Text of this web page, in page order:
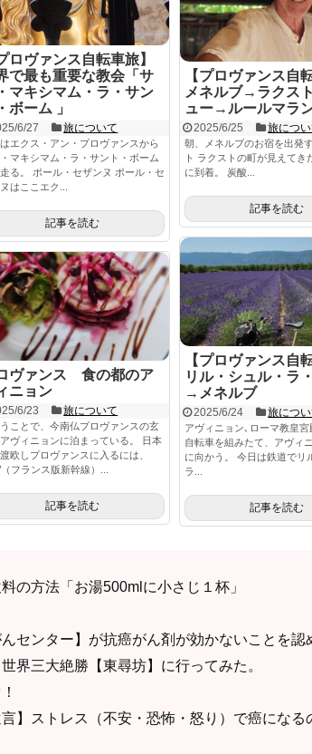
ロヴァンス自転車旅】
で最も重要な教会「サ
マキシマム・ラ・サン
ボーム 」
6/27 旅について
エクス・アン・プロヴァンスから
マキシマム・ラ・サント・ボーム
る。 ポール・セザンヌ ポール・セ
はここエク...
記事を読む
【プロヴァンス自
メネルブ→ラクス
ュー→ルールマラ
2025/6/25 旅につ
朝、メネルブのお宿を出発
ト ラクストの町が見えてき
に到着。 炭酸...
記事を読む
【プロヴァンス自
リル・シュル・ラ
→メネルブ
2025/6/24 旅につ
アヴィニョン､ローマ教皇
自転車を組みたて、アヴィ
に向かう。 今日は鉄道でリ
ラ...
記事を読む
ヴァンス 食の都のア
ニョン
6/23 旅について
ことで、今南仏プロヴァンスの玄
ヴィニョンに泊まっている。 日本
欧しプロヴァンスに入るには、
フランス版新幹線）...
記事を読む
の方法「お湯500mlに小さじ１杯」
センター】が抗癌がん剤が効かないことを認
界三大絶勝【東尋坊】に行ってみた。
】ストレス（不安・恐怖・怒り）で癌になる